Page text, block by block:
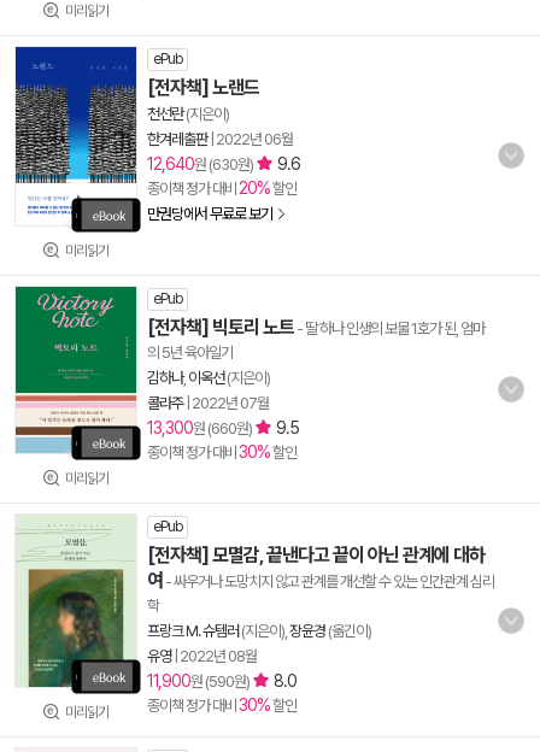
미리읽기
미리읽기
ePub
[전자책] 노랜드
천선란(지은이)
한겨레출판| 2022년 06월
12,640원 (630원) 9.6
종이책 정가 대비 20%할인
만권당에서 무료로 보기
미리읽기
ePub
[전자책] 빅토리 노트 - 딸 하나 인생의 보물 1호가 된, 엄마
의 5년 육아일기
김하나, 이옥선(지은이)
콜라주| 2022년 07월
13,300원 (660원) 9.5
종이책 정가 대비 30%할인
미리읽기
ePub
[전자책] 모멸감, 끝낸다고 끝이 아닌 관계에 대하
여 - 싸우거나 도망치지 않고 관계를 개선할 수 있는 인간관계 심리
학
프랑크 M. 슈템러 (지은이), 장윤경 (옮긴이)
유영| 2022년 08월
11,900원 (590원) 8.0
종이책 정가 대비 30%할인